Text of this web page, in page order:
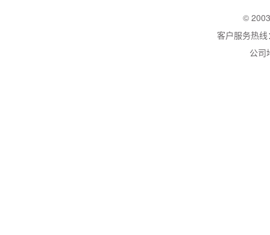
©
客户服务热
公司